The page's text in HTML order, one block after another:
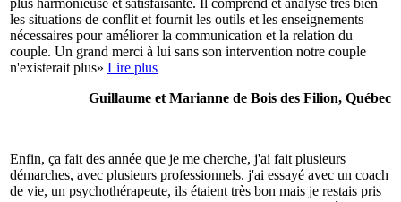
plus harmonieuse et satisfaisante. Il comprend et analyse très bien
les situations de conflit et fournit les outils et les enseignements
nécessaires pour améliorer la communication et la relation du
couple. Un grand merci à lui sans son intervention notre couple
n'existerait plus» Lire plus
Guillaume et Marianne de Bois des Filion, Québec
Enfin, ça fait des année que je me cherche, j'ai fait plusieurs
démarches, avec plusieurs professionnels. j'ai essayé avec un coach
de vie, un psychothérapeute, ils étaient très bon mais je restais pris